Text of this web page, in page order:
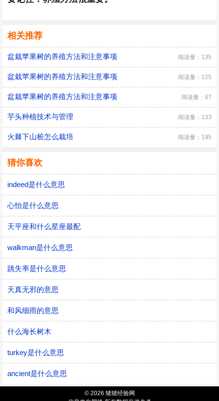
相关推荐
盆栽苹果树的养殖方法和注意事项 阅读量：135
盆栽苹果树的养殖方法和注意事项 阅读量：125
盆栽苹果树的养殖方法和注意事项 阅读量：67
芋头种植技术与管理 阅读量：133
火棘下山桩怎么栽培 阅读量：195
猜你喜欢
indeed是什么意思
心怡是什么意思
天平座和什么星座最配
walkman是什么意思
跳失率是什么意思
天真无邪的意思
和风细雨的意思
什么海长树木
turkey是什么意思
ancient是什么意思
© 2026 猪猪经验网